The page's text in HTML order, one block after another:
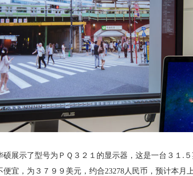
展示了型号为ＰＱ３２１的显示器，这是一台３１.
宜，为３７９９美元，约合23278人民币，预计本月上